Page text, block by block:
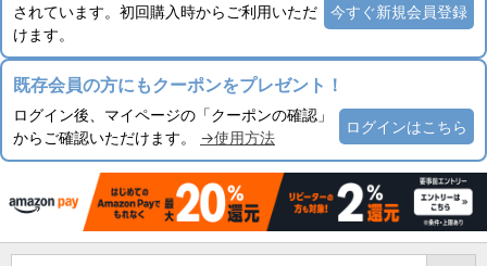
されています。初回購入時からご利用いただ
けます。
今すぐ新規会員登録
既存会員の方にもクーポンをプレゼント！
ログイン後、マイページの「クーポンの確認」
からご確認いただけます。 →使用方法
ログインはこちら